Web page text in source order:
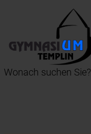
Wonach suchen Sie?